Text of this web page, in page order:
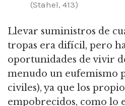
(Stahel, 413)
Llevar suministros de
tropas era difícil, pero
oportunidades de vivir
menudo un eufemismo
civiles),ya que los
empobrecidos, como lo